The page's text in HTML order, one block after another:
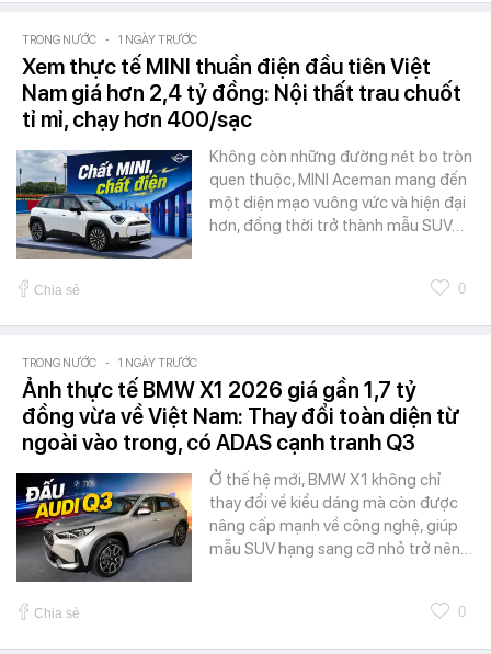
TRONG NƯỚC - 1 NGÀY TRƯỚC
Xem thực tế MINI thuần điện đầu tiên Việt
Nam giá hơn 2,4 tỷ đồng: Nội thất trau chuốt
tỉ mỉ, chạy hơn 400/sạc
Không còn những đường nét bo tròn
quen thuộc, MINI Aceman mang đến
một diện mạo vuông vức và hiện đại
hơn, đồng thời trở thành mẫu SUV…
Chia sẻ 0
TRONG NƯỚC - 1 NGÀY TRƯỚC
Ảnh thực tế BMW X1 2026 giá gần 1,7 tỷ
đồng vừa về Việt Nam: Thay đổi toàn diện từ
ngoài vào trong, có ADAS cạnh tranh Q3
Ở thế hệ mới, BMW X1 không chỉ
thay đổi về kiểu dáng mà còn được
nâng cấp mạnh về công nghệ, giúp
mẫu SUV hạng sang cỡ nhỏ trở nên…
Chia sẻ 0